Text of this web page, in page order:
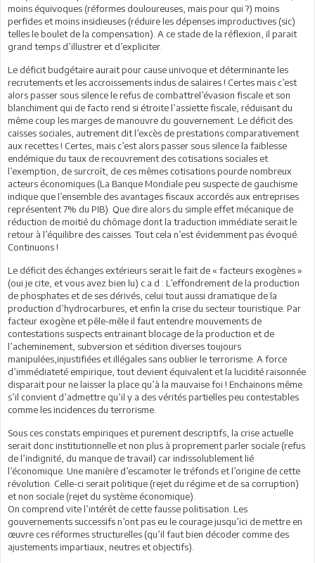
moins équivoques (réformes douloureuses, mais pour qui ?) moins
perfides et moins insidieuses (réduire les dépenses improductives (sic)
telles le boulet de la compensation). A ce stade de la réflexion, il parait
grand temps d’illustrer et d’expliciter.
Le déficit budgétaire aurait pour cause univoque et déterminante les
recrutements et les accroissements indus de salaires ! Certes mais c’est
alors passer sous silence le refus de combattrel’évasion fiscale et son
blanchiment qui de facto rend si étroite l’assiette fiscale, réduisant du
même coup les marges de manouvre du gouvernement. Le déficit des
caisses sociales, autrement dit l’excès de prestations comparativement
aux recettes ! Certes, mais c’est alors passer sous silence la faiblesse
endémique du taux de recouvrement des cotisations sociales et
l’exemption, de surcroît, de ces mêmes cotisations pourde nombreux
acteurs économiques (La Banque Mondiale peu suspecte de gauchisme
indique que l’ensemble des avantages fiscaux accordés aux entreprises
représentent 7% du PIB). Que dire alors du simple effet mécanique de
réduction de moitié du chômage dont la traduction immédiate serait le
retour à l’équilibre des caisses. Tout cela n’est évidemment pas évoqué.
Continuons !
Le déficit des échanges extérieurs serait le fait de « facteurs exogènes »
(oui je cite, et vous avez bien lu) c.a.d : L’effondrement de la production
de phosphates et de ses dérivés, celui tout aussi dramatique de la
production d’hydrocarbures, et enfin la crise du secteur touristique. Par
facteur exogène et pêle-mêle il faut entendre mouvements de
contestations suspects entrainant blocage de la production et de
l’acheminement, subversion et sédition diverses toujours
manipulées,injustifiées et illégales sans oublier le terrorisme. A force
d’immédiateté empirique, tout devient équivalent et la lucidité raisonnée
disparait pour ne laisser la place qu’à la mauvaise foi ! Enchainons même
s’il convient d’admettre qu’il y a des vérités partielles peu contestables
comme les incidences du terrorisme.
Sous ces constats empiriques et purement descriptifs, la crise actuelle
serait donc institutionnelle et non plus à proprement parler sociale (refus
de l’indignité, du manque de travail) car indissolublement lié
l’économique. Une manière d’escamoter le tréfonds et l’origine de cette
révolution. Celle-ci serait politique (rejet du régime et de sa corruption)
et non sociale (rejet du système économique).
On comprend vite l’intérêt de cette fausse politisation. Les
gouvernements successifs n’ont pas eu le courage jusqu’ici de mettre en
œuvre ces réformes structurelles (qu’il faut bien décoder comme des
ajustements impartiaux, neutres et objectifs).